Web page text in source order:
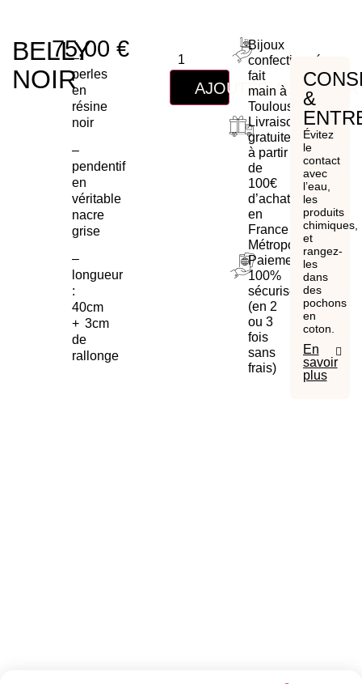
BELLY
NOIR
75,00 €
–
perles
en
résine
noir
–
pendentif
en
véritable
nacre
grise
–
longueur
:
40cm
+ 3cm
de
rallonge
AJOUTER AU PANIER
Bijoux
confectionnés
fait
main à
Toulouse
Livraison
gratuite
à partir
de
100€
d’achat
en
France
Métropolitaine
Paiement
100%
sécurisé
(en 2
ou 3
fois
sans
frais)
&
Évitez
le
contact
avec
l’eau,
les
produits
chimiques,
et
rangez-
les
dans
des
pochons
en
coton.
En
savoir
plus